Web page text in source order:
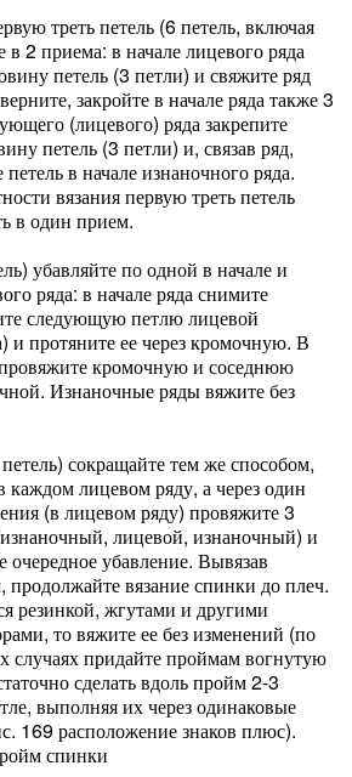
треть петель (6 петель, включая
2 приема: в начале лицевого ряда
петель (3 петли) и свяжите ряд
закройте в начале ряда также 3
(лицевого) ряда закрепите
петель (3 петли) и, связав ряд,
в начале изнаночного ряда.
вязания первую треть петель
в один прием.
убавляйте по одной в начале и
ряда: в начале ряда снимите
следующую петлю лицевой
и протяните ее через кромочную. В
кромочную и соседнюю
Изнаночные ряды вяжите без
сокращайте тем же способом,
лицевом ряду, а через один
(в лицевом ряду) провяжите 3
лицевой, изнаночный) и
очередное убавление. Вывязав
вязание спинки до плеч.
резинкой, жгутами и другими
то вяжите ее без изменений (по
случаях придайте проймам вогнутую
сделать вдоль пройм 2-3
выполняя их через одинаковые
169 расположение знаков плюс).
спинки